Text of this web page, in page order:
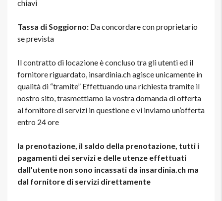
chiavi
Tassa di Soggiorno: Da concordare con proprietario
se prevista
Il contratto di locazione è concluso tra gli utenti ed il
fornitore riguardato, insardinia.ch agisce unicamente in
qualità di “tramite” Effettuando una richiesta tramite il
nostro sito, trasmettiamo la vostra domanda di offerta
al fornitore di servizi in questione e vi inviamo un’offerta
entro 24 ore
la prenotazione, il saldo della prenotazione, tutti i
pagamenti dei servizi e delle utenze effettuati
dall’utente non sono incassati da insardinia.ch ma
dal fornitore di servizi direttamente